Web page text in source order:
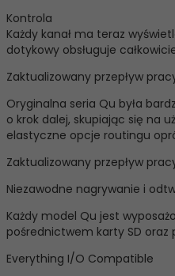
Kontrola
Każdy kanał ma teraz
dotykowy obsługuje
Zaktualizowany przepływ
Oryginalna seria Qu była
o krok dalej, skupiając się na
elastyczne opcje routingu
Zaktualizowany przepływ
Niezawodne nagrywanie i
Każdy model Qu jest
pośrednictwem karty SD oraz
Everything I/O Compatible